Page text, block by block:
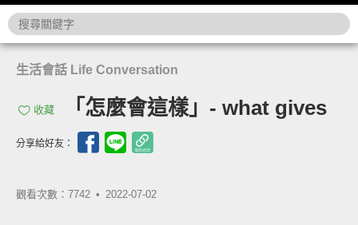
生活會話 Life Conversation
收藏 「怎麼會這樣」- what gives
分享給好友：
觀看次數：7742 • 2022-07-02